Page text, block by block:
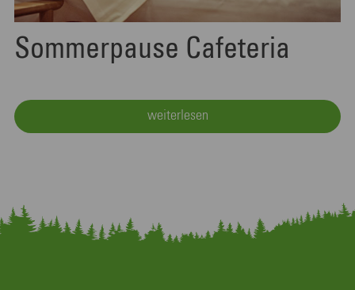
Sommerpause Cafeteria
weiterlesen